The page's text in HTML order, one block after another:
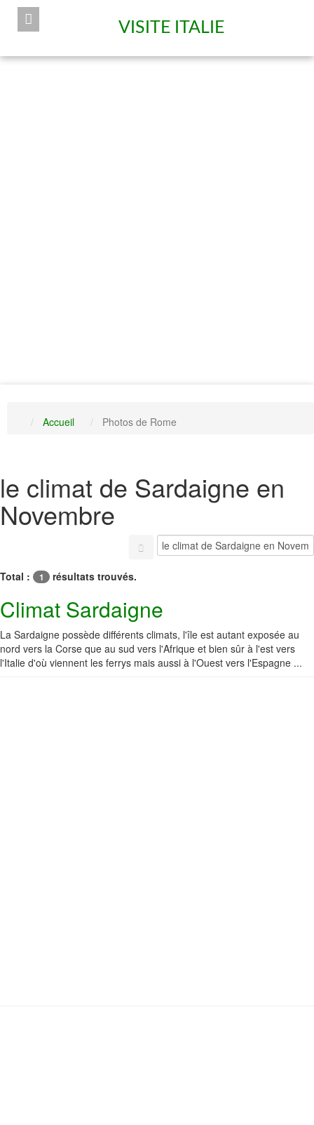
VISITE ITALIE
Accueil Photos de Rome
le climat de Sardaigne en
Novembre
Total : 1 résultats trouvés.
Climat Sardaigne
La Sardaigne possède différents climats, l'île est autant exposée au
nord vers la Corse que au sud vers l'Afrique et bien sûr à l'est vers
l'Italie d'où viennent les ferrys mais aussi à l'Ouest vers l'Espagne ...